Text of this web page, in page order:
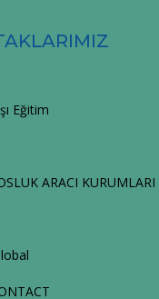
Eğitim
ARACI KURUMLARI